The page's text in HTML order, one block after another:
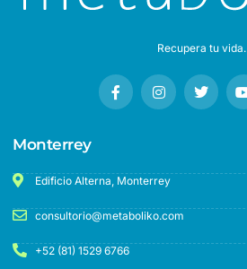
Recupera tu vida.
Monterrey
Edificio Alterna, Monterrey
consultorio@metaboliko.com
+52 (81) 1529 6766